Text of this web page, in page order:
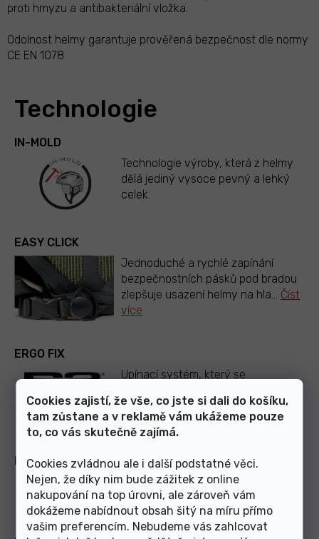
Cookies zajistí, že vše, co jste si dali do košíku,
tam zůstane a v reklamě vám ukážeme pouze
to, co vás skutečně zajímá.
Cookies zvládnou ale i další podstatné věci.
Nejen, že díky nim bude zážitek z online
nakupování na top úrovni, ale zároveň vám
dokážeme nabídnout obsah šitý na míru přímo
vašim preferencím. Nebudeme vás zahlcovat
proti hmyzu a antibakteriální vložka.
Odolnost helmy garantuje prověřená bezpečnost dle normy
CE EN 1078
Technologie
IN-MOLD
Technologie výroby, která z helmy
dělá jediný vysoce pevný a lehký
celek.
EASY CLICK
Jednoduché a rychlé zapínání
bezpečnostních pásků pod bradou
zlepšuje usazení helmy na hla... Číst
více
ERGO FIX
Upínací systém, který se
ve dvou osách (vertikální a... Číst
více
BUG NET
Zabraňuje vniknutí letajícímu hmyzu
během jízdy.